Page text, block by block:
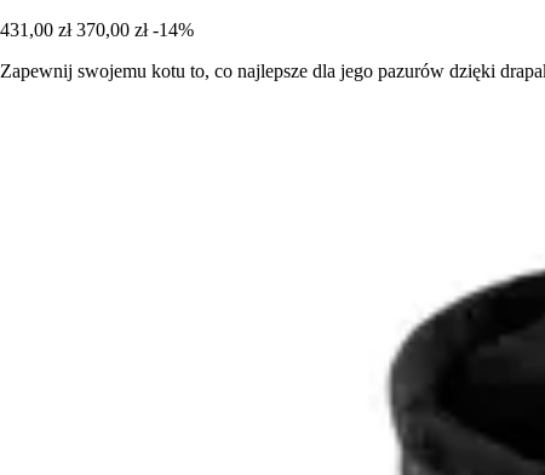
431,00 zł 370,00 zł -14%
Zapewnij swojemu kotu to, co najlepsze dla jego pazurów dzięki